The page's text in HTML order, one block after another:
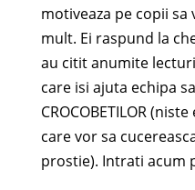
motiveaza pe copii sa
mult. Ei raspund la
au citit anumite
care isi ajuta echipa
CROCOBETILOR
care vor sa
prostie). Intrati acum